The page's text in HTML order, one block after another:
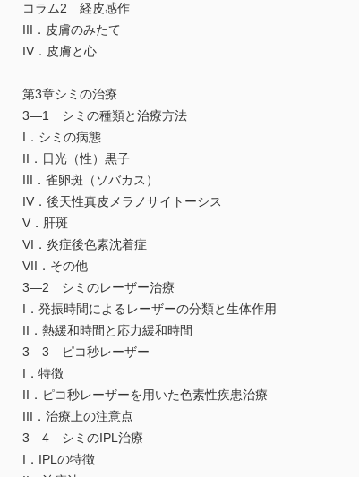
コラム2 経皮感作
III．皮膚のみたて
IV．皮膚と心
第3章シミの治療
3—1 シミの種類と治療方法
I．シミの病態
II．日光（性）黒子
III．雀卵斑（ソバカス）
IV．後天性真皮メラノサイトーシス
V．肝斑
VI．炎症後色素沈着症
VII．その他
3—2 シミのレーザー治療
I．発振時間によるレーザーの分類と生体作用
II．熱緩和時間と応力緩和時間
3—3 ピコ秒レーザー
I．特徴
II．ピコ秒レーザーを用いた色素性疾患治療
III．治療上の注意点
3—4 シミのIPL治療
I．IPLの特徴